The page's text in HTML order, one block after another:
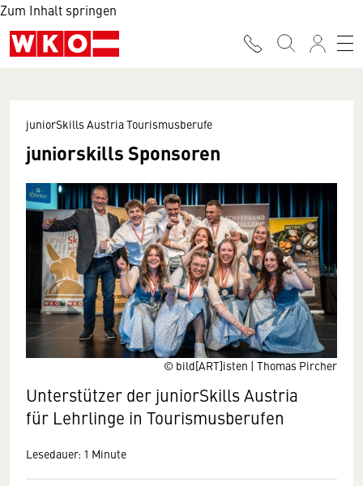
Zum Inhalt springen
© bild[ART]isten | Thomas Pircher
juniorSkills Austria Tourismusberufe
juniorskills Sponsoren
Unterstützer der juniorSkills Austria
für Lehrlinge in Tourismusberufen
Lesedauer: 1 Minute